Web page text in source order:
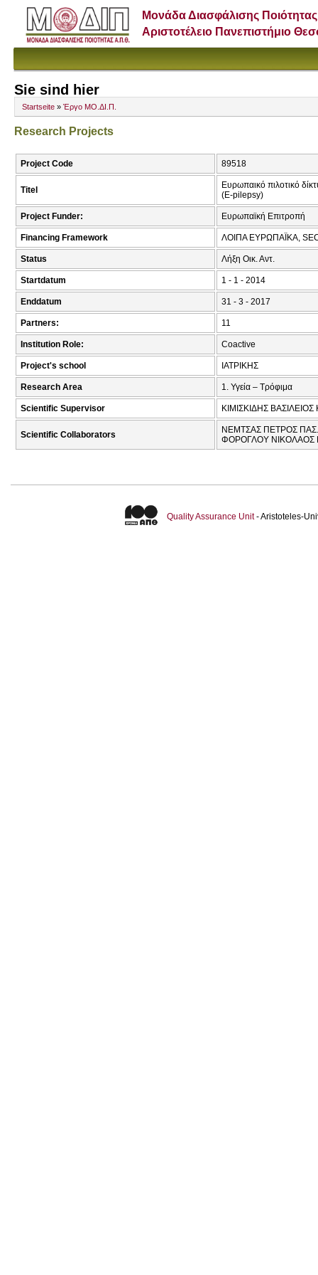
Μονάδα Διασφάλισης Ποιότητας
Αριστοτέλειο Πανεπιστήμιο
Sie sind hier
Startseite » Έργο ΜΟ.ΔΙ.Π.
Research Projects
Project Code 89518
Titel
Ευρωπαικό πιλοτικό
(E-pilepsy)
Project Funder: Ευρωπαϊκή Επιτροπή
Financing Framework ΛΟΙΠΑ ΕΥΡΩΠΑΪΚΑ,
Status Λήξη Οικ. Αντ.
Startdatum 1 - 1 - 2014
Enddatum 31 - 3 - 2017
Partners: 11
Institution Role: Coactive
Project's school ΙΑΤΡΙΚΗΣ
Research Area 1. Υγεία – Τρόφιμα
Scientific Supervisor ΚΙΜΙΣΚΙΔΗΣ
Scientific Collaborators
ΝΕΜΤΣΑΣ ΠΕΤΡΟΣ
ΦΟΡΟΓΛΟΥ ΝΙΚΟΛΑΟΣ
Quality Assurance Unit- Aristoteles-